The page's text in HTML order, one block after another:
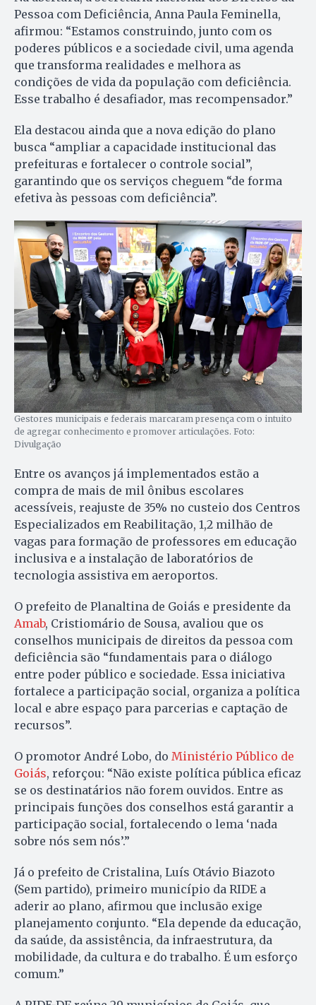
Pessoa com Deficiência, Anna Paula Feminella,
afirmou: “Estamos construindo, junto com os
poderes públicos e a sociedade civil, uma agenda
que transforma realidades e melhora as
condições de vida da população com deficiência.
Esse trabalho é desafiador, mas recompensador.”
Ela destacou ainda que a nova edição do plano
busca “ampliar a capacidade institucional das
prefeituras e fortalecer o controle social”,
garantindo que os serviços cheguem “de forma
efetiva às pessoas com deficiência”.
Gestores municipais e federais marcaram presença com o intuito
de agregar conhecimento e promover articulações. Foto:
Divulgação
Entre os avanços já implementados estão a
compra de mais de mil ônibus escolares
acessíveis, reajuste de 35% no custeio dos Centros
Especializados em Reabilitação, 1,2 milhão de
vagas para formação de professores em educação
inclusiva e a instalação de laboratórios de
tecnologia assistiva em aeroportos.
O prefeito de Planaltina de Goiás e presidente da
Amab, Cristiomário de Sousa, avaliou que os
conselhos municipais de direitos da pessoa com
deficiência são “fundamentais para o diálogo
entre poder público e sociedade. Essa iniciativa
fortalece a participação social, organiza a política
local e abre espaço para parcerias e captação de
recursos”.
O promotor André Lobo, do Ministério Público de
Goiás, reforçou: “Não existe política pública eficaz
se os destinatários não forem ouvidos. Entre as
principais funções dos conselhos está garantir a
participação social, fortalecendo o lema ‘nada
sobre nós sem nós’.”
Já o prefeito de Cristalina, Luís Otávio Biazoto
(Sem partido), primeiro município da RIDE a
aderir ao plano, afirmou que inclusão exige
planejamento conjunto. “Ela depende da educação,
da saúde, da assistência, da infraestrutura, da
mobilidade, da cultura e do trabalho. É um esforço
comum.”